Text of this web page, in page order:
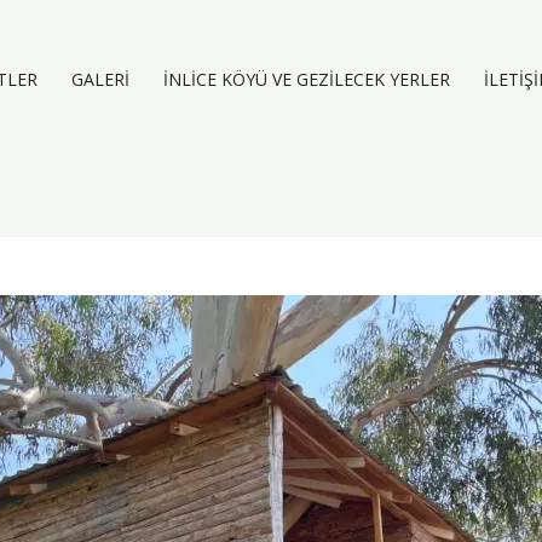
GALERI İNLICE KÖYÜ VE GEZILECEK YERLER